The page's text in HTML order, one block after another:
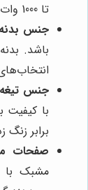
تا 1000 وات معمولاً کافی هستند.
جنس
باشد.
جنس
با کیفیت
برابر زنگ
صفحات
مشبک با